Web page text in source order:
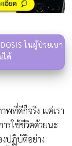
ในผู้ป่วยเบา
ได้
ที่ดีก็จริง แต่เรา
รใช้ชีวิตด้วยนะ
งปฏิบัติอย่าง